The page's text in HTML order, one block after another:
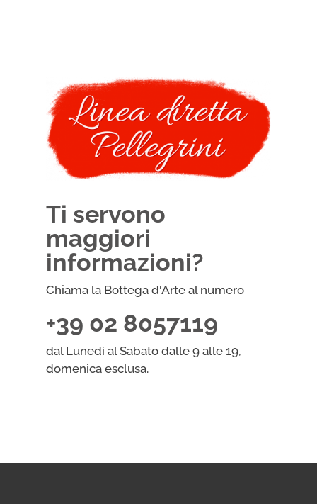
Ti servono
maggiori
informazioni?
Chiama la Bottega d'Arte al numero
+39 02 8057119
dal Lunedì al Sabato dalle 9 alle 19,
domenica esclusa.